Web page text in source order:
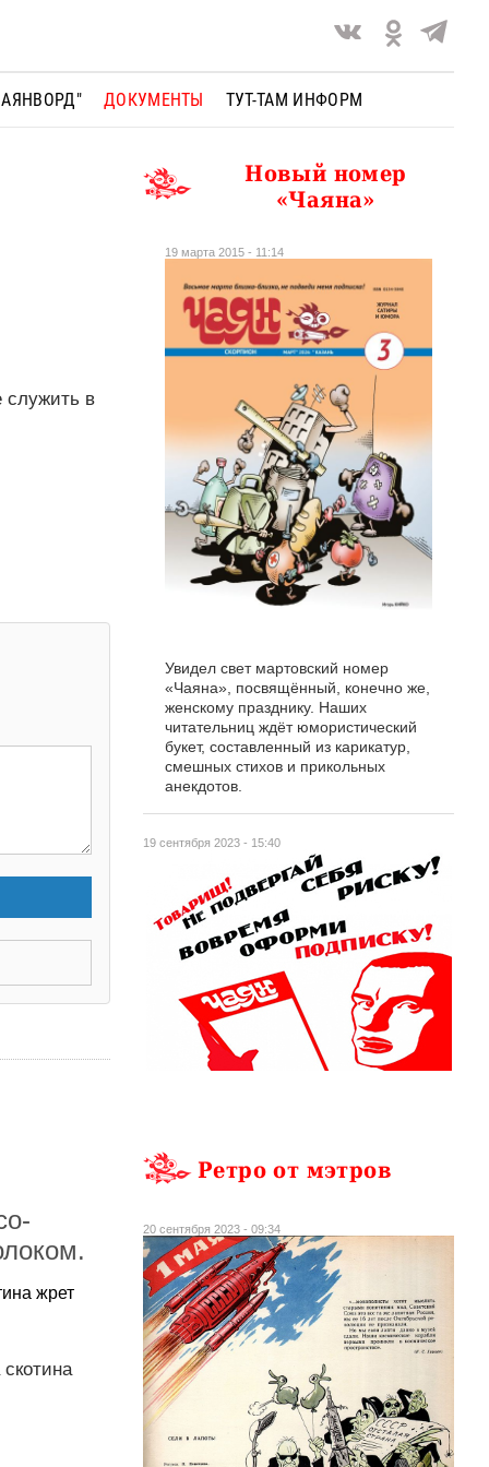
ДОКУМЕНТЫ ТУТ-ТАМ ИНФОРМ
служить в
жрет
19 сентября 2023 - 15:40
Новый номер
«Чаяна»
19 марта 2015 - 11:14
Увидел свет мартовский номер
«Чаяна», посвящённый, конечно же,
женскому празднику. Наших
читательниц ждёт юмористический
букет, составленный из карикатур,
смешных стихов и прикольных
анекдотов.
Ретро от мэтров
20 сентября 2023 - 09:34